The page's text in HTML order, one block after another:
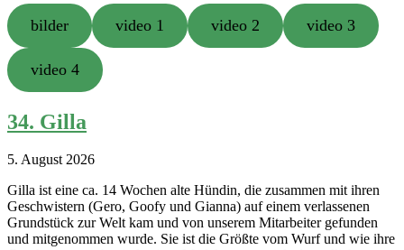
bilder video 1 video 2 video 3
video 4
34. Gilla
5. August 2026
Gilla ist eine ca. 14 Wochen alte Hündin, die zusammen mit ihren
Geschwistern (Gero, Goofy und Gianna) auf einem verlassenen
Grundstück zur Welt kam und von unserem Mitarbeiter gefunden
und mitgenommen wurde. Sie ist die Größte vom Wurf und wie ihre